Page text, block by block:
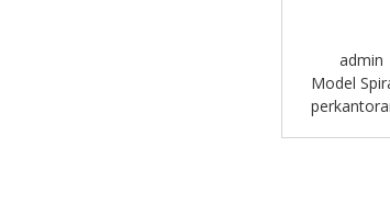
admin
Model